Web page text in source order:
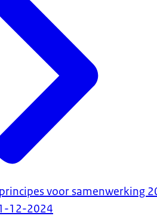
voor samenwerking
12-2024